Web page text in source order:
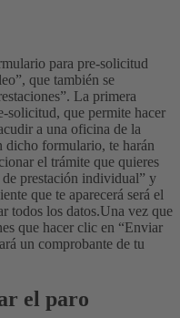
para pre-solicitud
que también se
La primera
solicitud, que permite hacer
a una oficina de la
dicho formulario, te harán
el trámite que quieres
prestación individual” y
que te aparecerá será el
todos los datos.Una vez que
que hacer clic en “Enviar
un comprobante de tu
el paro